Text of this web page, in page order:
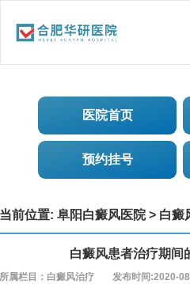
医院首页
预约挂号
当前位置:阜阳白癜风医院> 白癜
白癜风患者治疗期间
所属栏目：白癜风治疗 发布时间:2020-